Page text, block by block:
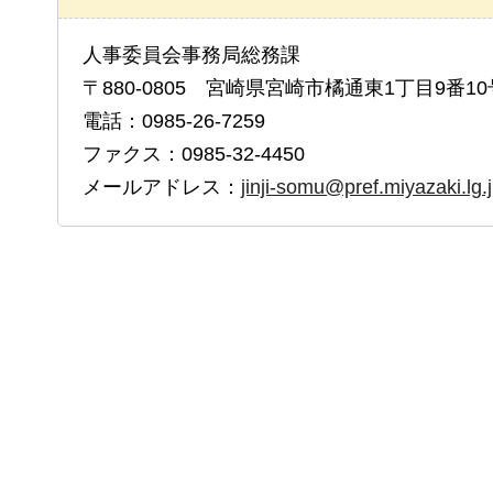
人事委員会事務局総務課
〒880-0805 宮崎県宮崎市橘通東1丁目9番10
電話：0985-26-7259
ファクス：0985-32-4450
メールアドレス： jinji-